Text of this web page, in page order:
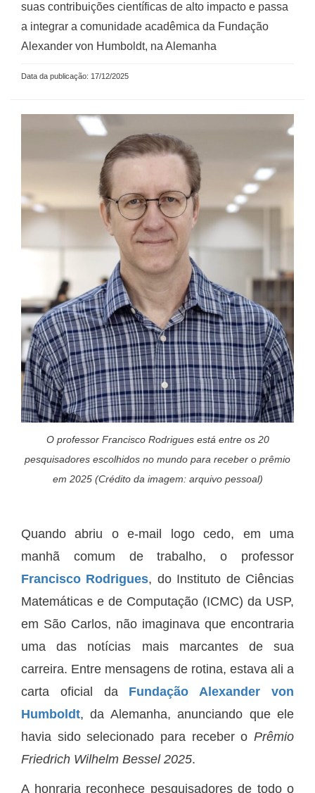
suas contribuições científicas de alto impacto e passa
a integrar a comunidade acadêmica da Fundação
Alexander von Humboldt, na Alemanha
Data da publicação: 17/12/2025
O professor Francisco Rodrigues está entre os 20
pesquisadores escolhidos no mundo para receber o prêmio
em 2025 (Crédito da imagem: arquivo pessoal)
Quando abriu o e-mail logo cedo, em uma
manhã comum de trabalho, o professor
Francisco Rodrigues, do Instituto de Ciências
Matemáticas e de Computação (ICMC) da USP,
em São Carlos, não imaginava que encontraria
uma das notícias mais marcantes de sua
carreira. Entre mensagens de rotina, estava ali a
carta oficial da Fundação Alexander von
Humboldt, da Alemanha, anunciando que ele
havia sido selecionado para receber o Prêmio
Friedrich Wilhelm Bessel 2025.
A honraria reconhece pesquisadores de todo o